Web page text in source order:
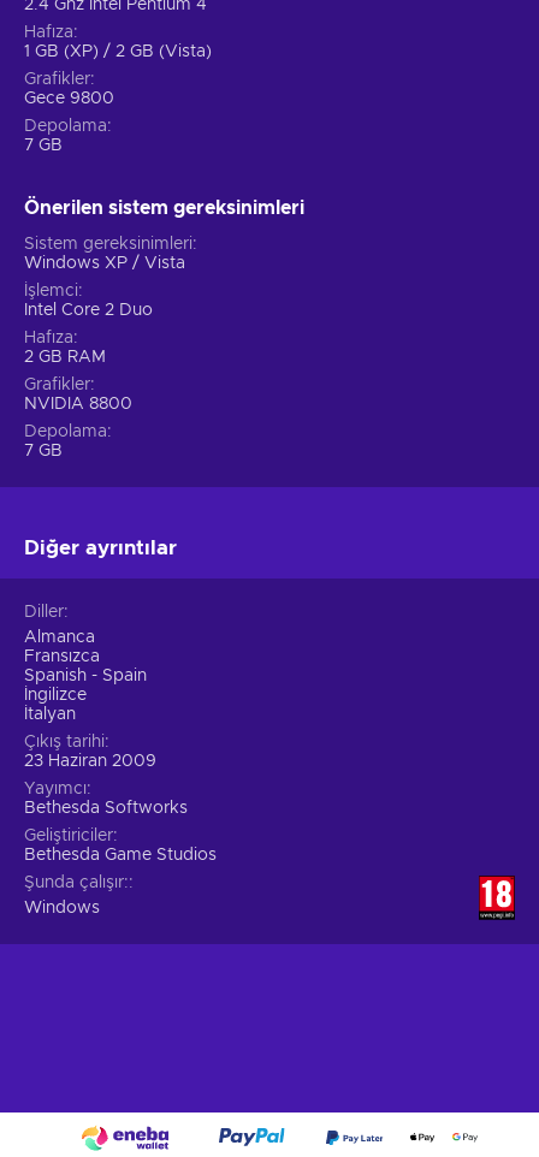
2.4 Ghz Intel Pentium 4
Hafıza
1 GB (XP) / 2 GB (Vista)
Grafikler
Gece 9800
Depolama
7 GB
Önerilen sistem gereksinimleri
Sistem gereksinimleri
Windows XP / Vista
İşlemci
Intel Core 2 Duo
Hafıza
2 GB RAM
Grafikler
NVIDIA 8800
Depolama
7 GB
Diğer ayrıntılar
Diller
Almanca
Fransızca
Spanish - Spain
İngilizce
İtalyan
Çıkış tarihi
23 Haziran 2009
Yayımcı
Bethesda Softworks
Geliştiriciler
Bethesda Game Studios
Şunda çalışır:
Windows